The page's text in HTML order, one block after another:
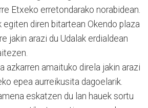
Etxeko erretondarako norabidean.
egiten diren bitartean Okendo plaza
jakin arazi du Udalak erdialdean
azkarren amaituko direla jakin arazi
epea aurreikusita dagoelarik.
eskatzen du lan hauek sortu